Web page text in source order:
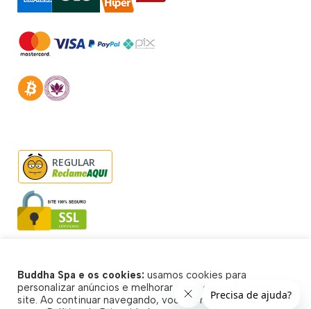
REGULAR
© Buddha Spa 2026 - Todos direitos reservados
Buddha Spa e os cookies: usamos cookies para
personalizar anúncios e melhorar a sua experiência no
site. Ao continuar navegando, você concorda com a